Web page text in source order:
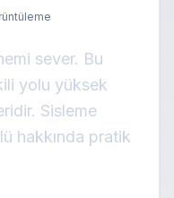
sever. Bu
yolu yüksek
Sisleme
hakkında pratik